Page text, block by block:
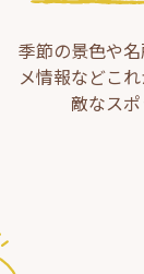
季節の景色や
メ情報などこ
敵なス